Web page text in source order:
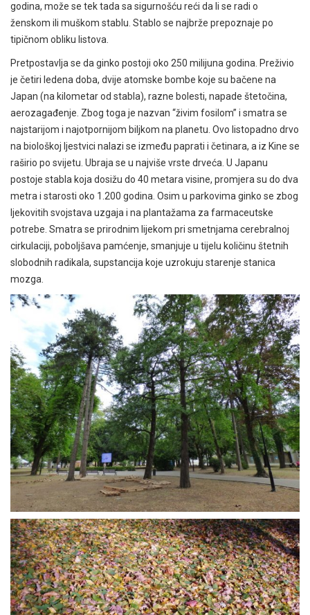
godina, može se tek tada sa sigurnošću reći da li se radi o
ženskom ili muškom stablu. Stablo se najbrže prepoznaje po
tipičnom obliku listova.
Pretpostavlja se da ginko postoji oko 250 milijuna godina. Preživio
je četiri ledena doba, dvije atomske bombe koje su bačene na
Japan (na kilometar od stabla), razne bolesti, napade štetočina,
aerozagađenje. Zbog toga je nazvan “živim fosilom” i smatra se
najstarijom i najotpornijom biljkom na planetu. Ovo listopadno drvo
na biološkoj ljestvici nalazi se između paprati i četinara, a iz Kine se
raširio po svijetu. Ubraja se u najviše vrste drveća. U Japanu
postoje stabla koja dosižu do 40 metara visine, promjera su do dva
metra i starosti oko 1.200 godina. Osim u parkovima ginko se zbog
ljekovitih svojstava uzgaja i na plantažama za farmaceutske
potrebe. Smatra se prirodnim lijekom pri smetnjama cerebralnoj
cirkulaciji, poboljšava pamćenje, smanjuje u tijelu količinu štetnih
slobodnih radikala, supstancija koje uzrokuju starenje stanica
mozga.